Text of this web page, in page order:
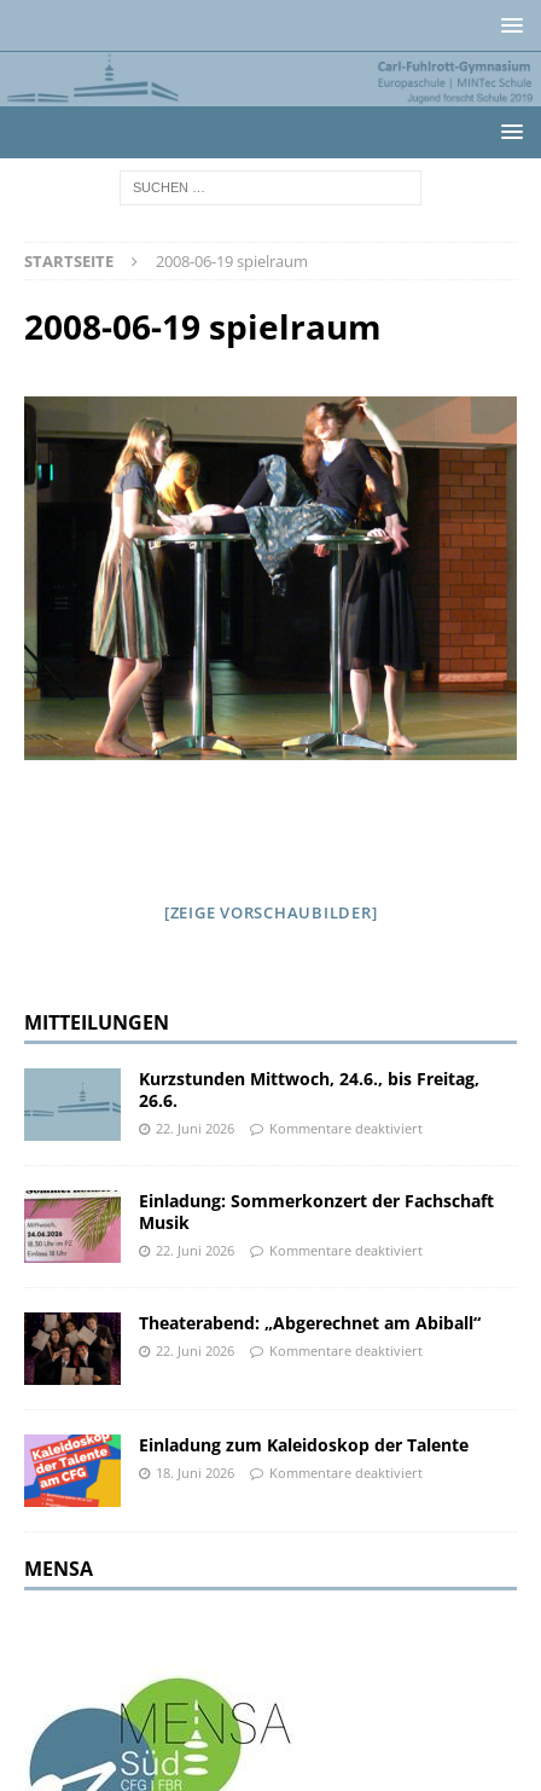
STARTSEITE 2008-06-19 spielraum
2008-06-19 spielraum
[ZEIGE VORSCHAUBILDER]
MITTEILUNGEN
Kurzstunden Mittwoch, 24.6., bis Freitag,
26.6.
22. Juni 2026 Kommentare deaktiviert
Einladung: Sommerkonzert der Fachschaft
Musik
22. Juni 2026 Kommentare deaktiviert
Theaterabend: „Abgerechnet am Abiball“
22. Juni 2026 Kommentare deaktiviert
Einladung zum Kaleidoskop der Talente
18. Juni 2026 Kommentare deaktiviert
MENSA